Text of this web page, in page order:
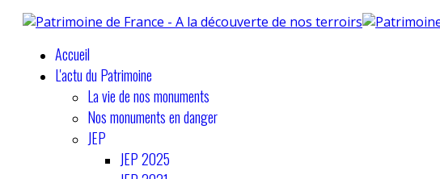
Accueil
L'actu du Patrimoine
La vie de nos monuments
Nos monuments en danger
JEP
JEP 2025